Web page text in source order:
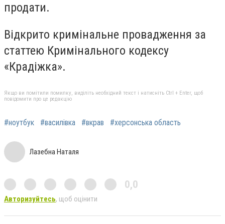
продати.
Відкрито кримінальне провадження за
статтею Кримінального кодексу
«Крадіжка».
Якщо ви помітили помилку, виділіть необхідний текст і натисніть Ctrl + Enter, щоб
повідомити про це редакцію
#ноутбук #василівка #вкрав #херсонська область
Лазебна Наталя
0,0
Авторизуйтесь, щоб оцінити